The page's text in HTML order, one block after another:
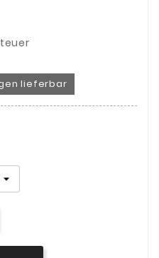
lieferbar